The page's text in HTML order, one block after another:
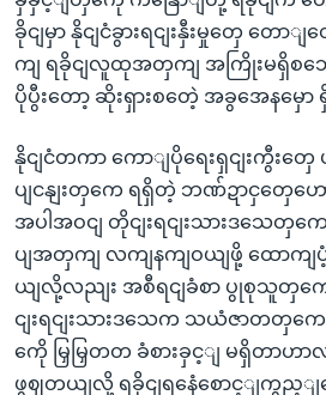
ခိုငျမှာ နိုငျငံခွားရငျးနှီးမှုတှေ တောျ
ကျ ရခိုငျလူထုအတှကျ အကြိုးမရှိစဘ
ပိုပွီးတော့ ဆိုးရှားစတေဲ့ အခွအေနမှော
နိုငျငံတကာ ကောျပိုရေးရှငျးကွီးတှေ
ပျငနျးတှကေ ရရှိတဲ့ ဘဏ်ဍာငှတှေဟေ
အပါအဝငျ တိုငျးရငျးသားဒသေတှ
ပျအတှကျ လကျနကျဝယျဖို့ ထောက
ယျလို့လညျး အစီရငျခံစာ ပွုစုသူတှက
ငျးရငျးသားဒသေက သယံဇာတတှ
ကေို မြှမြှတတ ခံစားခှင့ျ မရှိတာဟ
ဖွဈတယျလို့ ရခိုငျရနေံစောင့ျကွည့ျရ